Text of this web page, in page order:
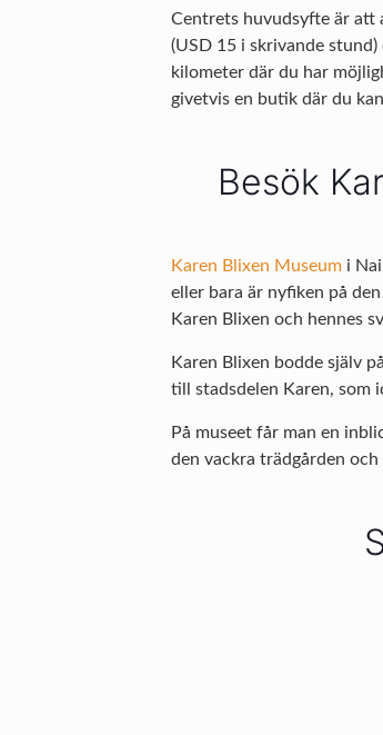
Centrets huvudsyfte är att
(USD 15 i skrivande
kilometer där du har
givetvis en butik där du
Besök
Karen Blixen Museum i
eller bara är nyfiken på
Karen Blixen och hennes
Karen Blixen bodde själv
till stadsdelen Karen, som
På museet får man en
den vackra trädgården